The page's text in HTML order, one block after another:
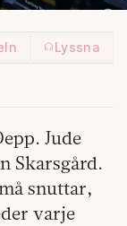
Lyssna
Jude
Skarsgård.
snuttar,
varje